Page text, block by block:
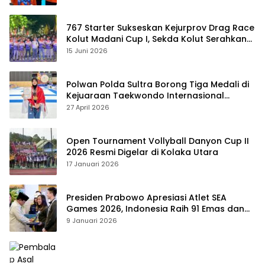
767 Starter Sukseskan Kejurprov Drag Race
Kolut Madani Cup I, Sekda Kolut Serahkan
Trofi
15 Juni 2026
Polwan Polda Sultra Borong Tiga Medali di
Kejuaraan Taekwondo Internasional
Jepang
27 April 2026
Open Tournament Vollyball Danyon Cup II
2026 Resmi Digelar di Kolaka Utara
17 Januari 2026
Presiden Prabowo Apresiasi Atlet SEA
Games 2026, Indonesia Raih 91 Emas dan
Kembali ke Dua Besar
9 Januari 2026